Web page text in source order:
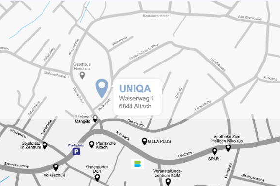
Absicherung erhalten –
abgestimmt. Eine gute
zu erkennen, Lücken zu
Familie, Selbstständigkeit oder
stellt sicher,
die Sie wirklich brauchen.
vermeiden eine etwaige
Fällen langfristig Geld.